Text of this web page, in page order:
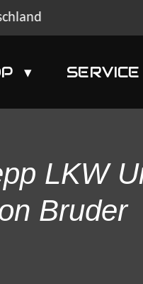
SERVICE
LKW
Bruder